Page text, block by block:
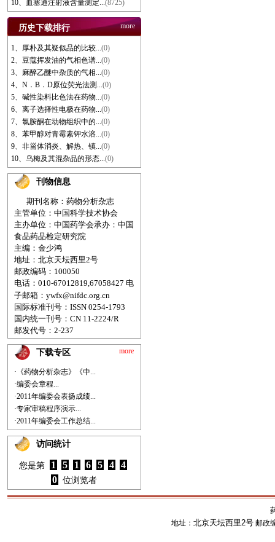
10、血塞通注射液含量测定...(8725)
历史下载排行 more
1、厚朴及其疑似品的比较...(0)
2、豆蔻挥发油的气相色谱...(0)
3、麻醉乙醚中杂质的气相...(0)
4、N．B．D原位荧光法测...(0)
5、碱性染料比色法在药物...(0)
6、离子选择性电极在药物...(0)
7、氯胺酮在动物组织中的...(0)
8、苯甲醇对青霉素钾水溶...(0)
9、非甾体消炎、解热、镇...(0)
10、乌梅及其混杂品的形态...(0)
刊物信息
期刊名称：药物分析杂志
主管单位：中国科学技术协会
主办单位：中国药学会承办：中国
食品药品检定研究院
主编：金少鸿
地址：北京天坛西里2号
邮政编码：100050
电话：010-67012819,67058427 电
子邮箱： ywfx@nifdc.org.cn
国际标准刊号：ISSN 0254-1793
国内统一刊号：CN 11-2224/R
邮发代号：2-237
下载专区 more
·《药物分析杂志》《中...
·编委会章程...
·2011年编委会表扬成绩...
·专家审稿程序演示...
·2011年编委会工作总结...
访问统计
您是第 1 5 1 6 5 4
4
0 位浏览者
地址： 北京天坛西里2号邮政